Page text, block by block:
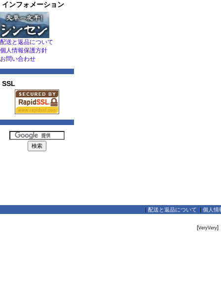
インフォメーション
配送と返品について
個人情報保護方針
お問い合わせ
SSL
| 配送と返品について | 個人情
[VeryVery]